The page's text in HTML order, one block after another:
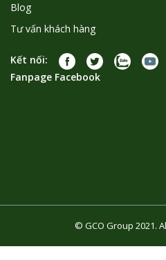
Blog
Tư vấn khách hàng
Kết nối:
Fanpage Facebook
© GCO Group 2021.